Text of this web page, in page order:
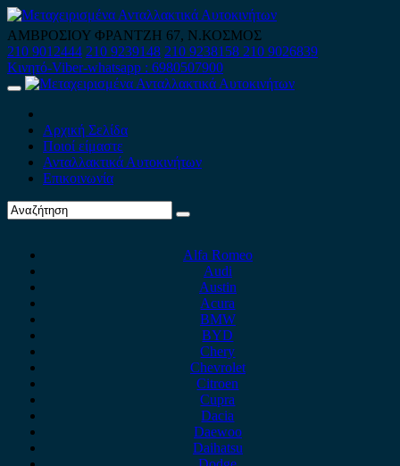
Skip
to
content
ΑΜΒΡΟΣΙΟΥ ΦΡΑΝΤΖΗ 67, Ν.ΚΟΣΜΟΣ
210 9012444 210 9239148 210 9238158 210 9026839
Κινητό-Viber-whatsapp : 6980507900
Primary
Αρχική Σελίδα
Ποιοί είμαστε
Ανταλλακτικά Αυτοκινήτων
Επικοινωνία
Alfa Romeo
Audi
Austin
Acura
BMW
BYD
Chery
Chevrolet
Citroen
Cupra
Dacia
Daewoo
Daihatsu